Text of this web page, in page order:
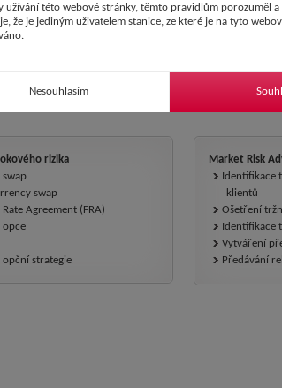
Equities
privátním
jako
burze
rizika
swap
Agreement (FRA)
opce
opční strategie
Market Risk
Identifikace
klientů
Ošetření
Identifikace
Vytváření
Předávání
užívání této webové stránky, těmto pravidlům porozuměl
že je jediným uživatelem stanice, ze které je na tyto
Nesouhlasím